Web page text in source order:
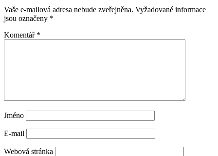
Vaše e-mailová adresa nebude zveřejněna. Vyžadované informace
jsou označeny *
Komentář *
Jméno
E-mail
Webová stránka